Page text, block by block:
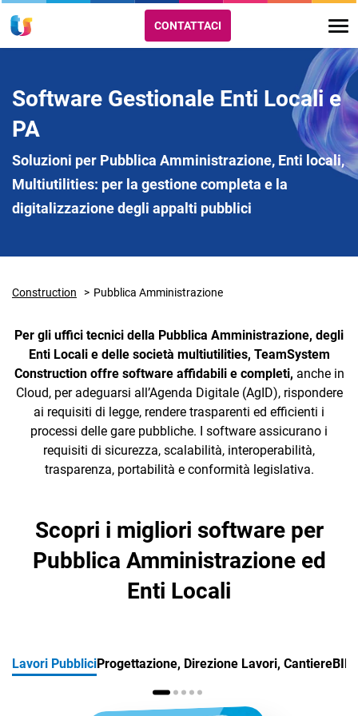
Ecommerce
Email Marketing
Trust Services
CONTATTACI
Software Gestionale Enti Locali e
PA
Soluzioni per Pubblica Amministrazione, Enti locali,
Multiutilities: per la gestione completa e la
digitalizzazione degli appalti pubblici
Construction Pubblica Amministrazione
Per gli uffici tecnici della Pubblica Amministrazione, degli
Enti Locali e delle società multiutilities, TeamSystem
Construction offre software affidabili e completi, anche in
Cloud, per adeguarsi all’Agenda Digitale (AgID), rispondere
ai requisiti di legge, rendere trasparenti ed efficienti i
processi delle gare pubbliche. I software assicurano i
requisiti di sicurezza, scalabilità, interoperabilità,
trasparenza, portabilità e conformità legislativa.
Scopri i migliori software per
Pubblica Amministrazione ed
Enti Locali
Lavori PubbliciProgettazione, Direzione Lavori, CantiereBIM